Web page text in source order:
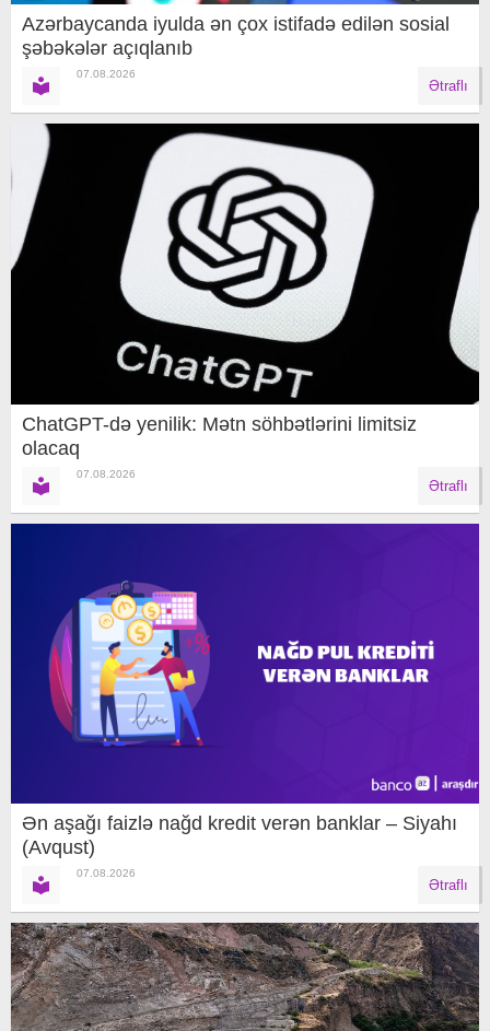
Azərbaycanda iyulda ən çox istifadə edilən sosial
şəbəkələr açıqlanıb
07.08.2026
Ətraflı
ChatGPT-də yenilik: Mətn söhbətlərini limitsiz
olacaq
07.08.2026
Ətraflı
Ən aşağı faizlə nağd kredit verən banklar – Siyahı
(Avqust)
07.08.2026
Ətraflı